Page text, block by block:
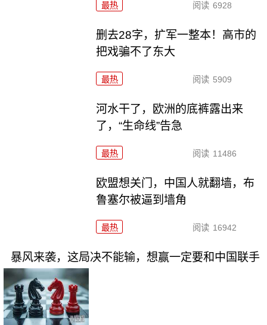
最热 阅读 6928
删去28字，扩军一整本！高市的
把戏骗不了东大
最热 阅读 5909
河水干了，欧洲的底裤露出来
了，“生命线”告急
最热 阅读 11486
欧盟想关门，中国人就翻墙，布
鲁塞尔被逼到墙角
最热 阅读 16942
暴风来袭，这局决不能输，想赢一定要和中国联手